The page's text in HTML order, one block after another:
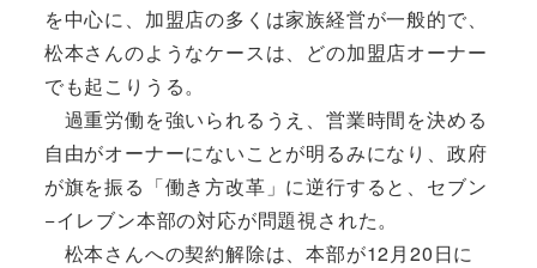
を中心に、加盟店の多くは家族経営が一般的で、
松本さんのようなケースは、どの加盟店オーナー
でも起こりうる。
過重労働を強いられるうえ、営業時間を決める
自由がオーナーにないことが明るみになり、政府
が旗を振る「働き方改革」に逆行すると、セブン
−イレブン本部の対応が問題視された。
松本さんへの契約解除は、本部が12月20日に